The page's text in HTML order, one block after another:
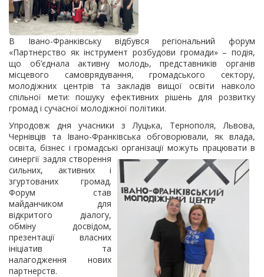
В Івано-Франківську відбувся регіональний форум
«Партнерство як інструмент розбудови громади» – подія,
що об’єднала активну молодь, представників органів
місцевого самоврядування, громадського сектору,
молодіжних центрів та закладів вищої освіти навколо
спільної мети: пошуку ефективних рішень для розвитку
громад і сучасної молодіжної політики.
Упродовж дня учасники з Луцька, Тернополя, Львова,
Чернівців та Івано-Франківська обговорювали, як влада,
освіта, бізнес і громадські організації можуть працювати в
синергії задля створення
сильних, активних і
згуртованих громад.
Форум став
майданчиком для
відкритого діалогу,
обміну досвідом,
презентації власних
ініціатив та
налагодження нових
партнерств.